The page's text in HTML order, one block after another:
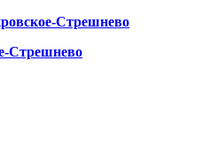
Стрешнево
Стрешнево